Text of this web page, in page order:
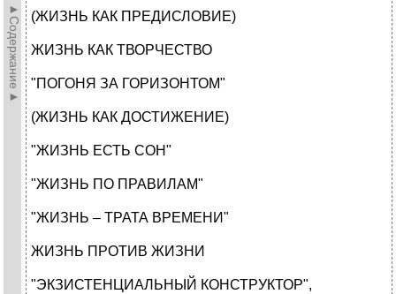
►Содержание► (ЖИЗНЬ КАК ПРЕДИСЛОВИЕ)
ЖИЗНЬ КАК ТВОРЧЕСТВО
"ПОГОНЯ ЗА ГОРИЗОНТОМ"
(ЖИЗНЬ КАК ДОСТИЖЕНИЕ)
"ЖИЗНЬ ЕСТЬ СОН"
"ЖИЗНЬ ПО ПРАВИЛАМ"
"ЖИЗНЬ – ТРАТА ВРЕМЕНИ"
ЖИЗНЬ ПРОТИВ ЖИЗНИ
"ЭКЗИСТЕНЦИАЛЬНЫЙ КОНСТРУКТОР",